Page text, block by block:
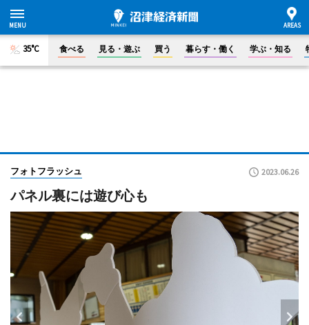
35°C 食べる 見る・遊ぶ 買う 暮らす・働く 学ぶ・知る
フォトフラッシュ 2023.06.26
パネル裏には遊び心も